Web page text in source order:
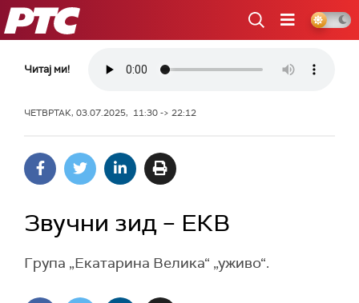
РТС
Читај ми!
ЧЕТВРТАК, 03.07.2025, 11:30 -> 22:12
Звучни зид – ЕКВ
Група „Екатарина Велика“ „уживо“.